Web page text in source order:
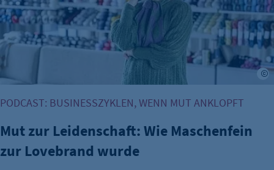
PODCAST: BUSINESSZYKLEN, WENN MUT ANKLOPFT
Mut zur Leidenschaft: Wie Maschenfein
zur Lovebrand wurde